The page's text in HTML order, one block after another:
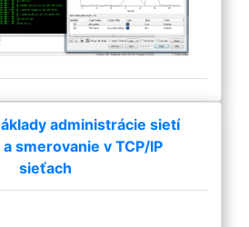
administrácie sietí
smerovanie v TCP/IP
sieťach